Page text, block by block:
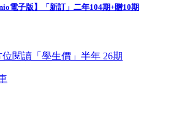
電子版】「新訂」二年104期+贈10期